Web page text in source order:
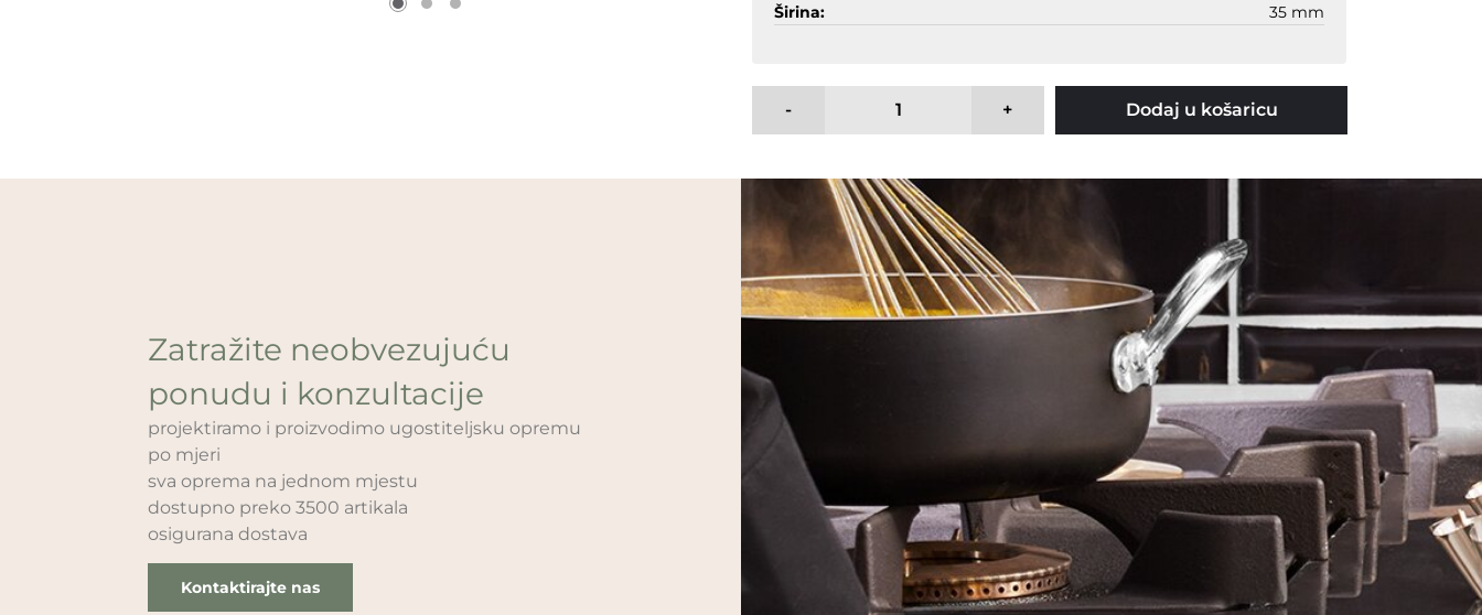
Širina: 35 mm
- + Dodaj u košaricu
Zatražite neobvezujuću
ponudu i konzultacije
projektiramo i proizvodimo ugostiteljsku opremu
po mjeri
sva oprema na jednom mjestu
dostupno preko 3500 artikala
osigurana dostava
Kontaktirajte nas